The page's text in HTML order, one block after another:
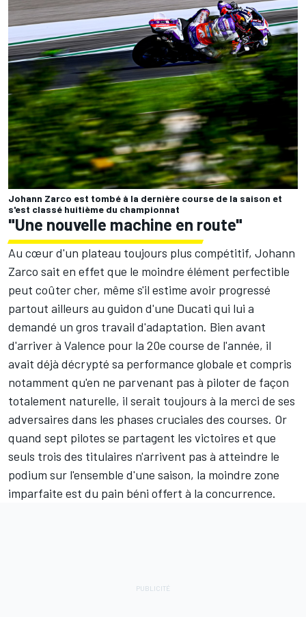
Johann Zarco est tombé à la dernière course de la saison et
s'est classé huitième du championnat
"Une nouvelle machine en route"
Au cœur d'un plateau toujours plus compétitif, Johann
Zarco sait en effet que le moindre élément perfectible
peut coûter cher, même s'il estime avoir progressé
partout ailleurs au guidon d'une Ducati qui lui a
demandé un gros travail d'adaptation. Bien avant
d'arriver à Valence pour la 20e course de l'année, il
avait déjà décrypté sa performance globale et compris
notamment qu'en ne parvenant pas à piloter de façon
totalement naturelle, il serait toujours à la merci de ses
adversaires dans les phases cruciales des courses. Or
quand sept pilotes se partagent les victoires et que
seuls trois des titulaires n'arrivent pas à atteindre le
podium sur l'ensemble d'une saison, la moindre zone
imparfaite est du pain béni offert à la concurrence.